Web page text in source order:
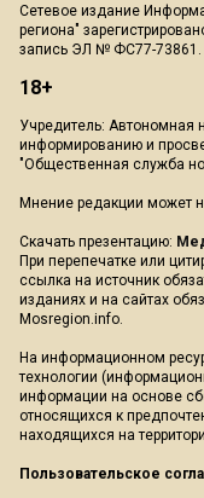
Сетевое издание
региона"
запись ЭЛ № ФС77-73861.
18+
Учредитель: Автономная
информированию и
"Общественная служба
Мнение редакции может
Скачать презентацию:
При перепечатке или
ссылка на источник
изданиях и на сайтах
Mosregion.info.
На информационном
технологии
информации на основе
относящихся к
находящихся на
Пользовательское